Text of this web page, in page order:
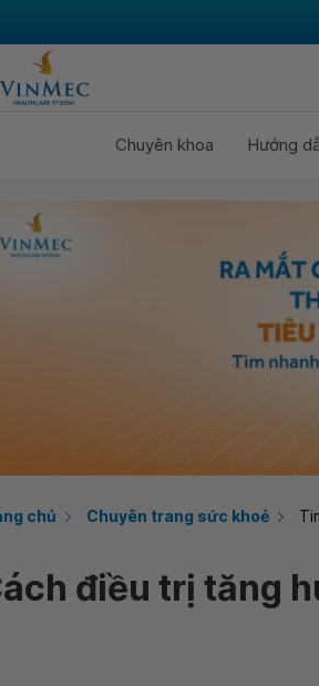
Chuyên khoa Hướng
chủ Chuyên trang sức khoẻ
điều trị tăng